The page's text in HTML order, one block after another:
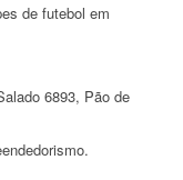
de futebol em
6893, Pão de